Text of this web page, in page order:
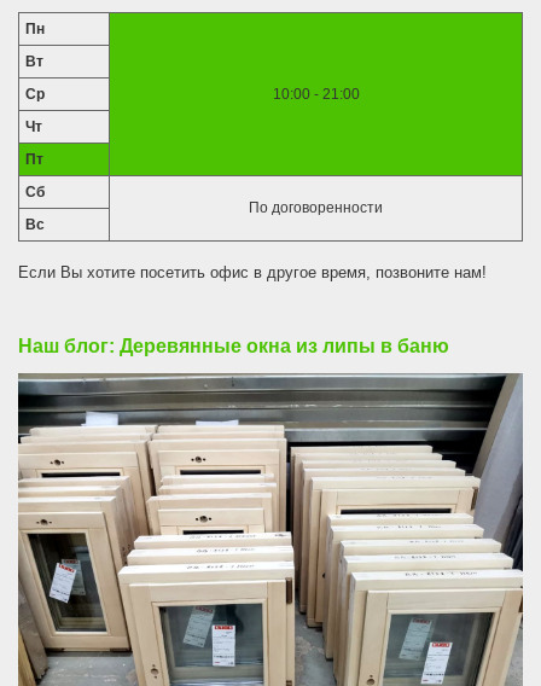
Пн
10:00 - 21:00
Вт
Ср
Чт
Пт
Сб
По договоренности
Вс
Если Вы хотите посетить офис в другое время, позвоните нам!
Наш блог: Деревянные окна из липы в баню